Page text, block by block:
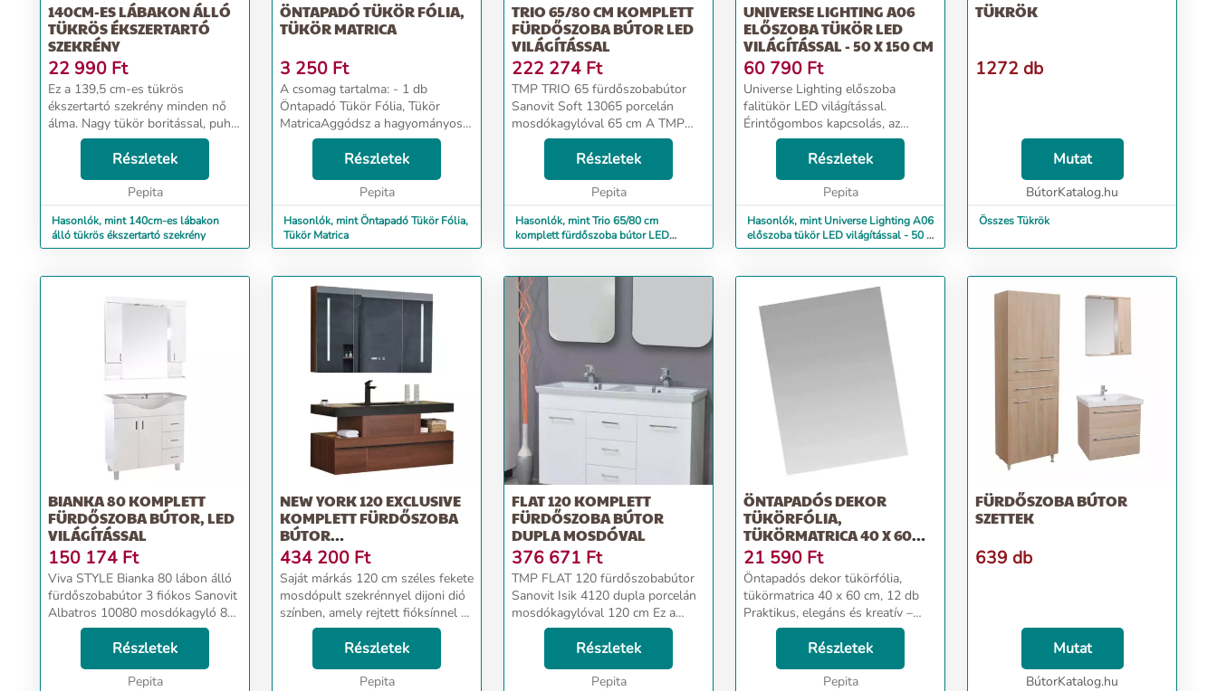
140CM-ES LÁBAKON ÁLLÓ
TÜKRÖS ÉKSZERTARTÓ
SZEKRÉNY
22 990 Ft
Ez a 139,5 cm-es tükrös
ékszertartó szekrény minden nő
álma. Nagy tükör boritással, puha
plüss belsővel horgokkal,
akasztókkal és polcokkal van
felszerelve. A szekrény minden nő
kis titkos búvóhelyéü...
Részletek
Pepita
Hasonlók, mint 140cm-es lábakon
álló tükrös ékszertartó szekrény
ÖNTAPADÓ TÜKÖR FÓLIA,
TÜKÖR MATRICA
3 250 Ft
A csomag tartalma: - 1 db
Öntapadó Tükör Fólia, Tükör
MatricaAggódsz a hagyományos
tükör törékenysége miatt, ami
könnyedén elrepedhet, eltörhet?
Gyors és ötletes megoldást
keresel, hogy a reg...
Részletek
Pepita
Hasonlók, mint Öntapadó Tükör Fólia,
Tükör Matrica
TRIO 65/80 CM KOMPLETT
FÜRDŐSZOBA BÚTOR LED
VILÁGÍTÁSSAL
222 274 Ft
TMP TRIO 65 fürdőszobabútor
Sanovit Soft 13065 porcelán
mosdókagylóval 65 cm A TMP
TRIO 65 álló fürdőszobabútor
kevés helyet foglal viszont
rendelkezik három tágas fiókkal
ahol kényelmesen elférnek ...
Részletek
Pepita
Hasonlók, mint Trio 65/80 cm
komplett fürdőszoba bútor LED
világítással
UNIVERSE LIGHTING A06
ELŐSZOBA TÜKÖR LED
VILÁGÍTÁSSAL - 50 X 150 CM
60 790 Ft
Universe Lighting előszoba
falitükör LED világítással.
Érintőgombos kapcsolás, az
érintőgomb kényelmes szabvány
kapcsolómagasságban
helyezkedik el. Letisztult
minimalista stílus, ami magas
Részletek
Pepita
Hasonlók, mint Universe Lighting A06
előszoba tükör LED világítással - 50 x
150 cm
TÜKRÖK
1272 db
Mutat
BútorKatalog.hu
Összes Tükrök
BIANKA 80 KOMPLETT
FÜRDŐSZOBA BÚTOR, LED
VILÁGÍTÁSSAL
150 174 Ft
Viva STYLE Bianka 80 lábon álló
fürdőszobabútor 3 fiókos Sanovit
Albatros 10080 mosdókagyló 80
lapból készült fürdőszoba bútor.
Nagy tároló kapacitással
rendelkezik aho...
Részletek
Pepita
NEW YORK 120 EXCLUSIVE
KOMPLETT FÜRDŐSZOBA
BÚTOR
MOSDÓSZEKRÉNNYEL...
434 200 Ft
Saját márkás 120 cm széles fekete
mosdópult szekrénnyel dijoni dió
színben, amely rejtett fióksínnel és
önbehúzos technológiával ellátott
tükrösszekrénnyel.A bútort
összeszerelve szállítjuk ki, így Ön...
Részletek
Pepita
FLAT 120 KOMPLETT
FÜRDŐSZOBA BÚTOR
DUPLA MOSDÓVAL
376 671 Ft
TMP FLAT 120 fürdőszobabútor
Sanovit Isik 4120 dupla porcelán
mosdókagylóval 120 cm Ez a
kiváló fürdőszoba bútor a legjobb
megoldás, ha egy kis csillogást
szeretne vinni fürdőszobájába. A
dupla mosdók...
Részletek
Pepita
ÖNTAPADÓS DEKOR
TÜKÖRFÓLIA,
TÜKÖRMATRICA 40 X 60
CM, 12 DB
21 590 Ft
Öntapadós dekor tükörfólia,
tükörmatrica 40 x 60 cm, 12 db
Praktikus, elegáns és kreatív –
mely otthonod egyediségét
„tükrözi”! Olyan kiegészítőt
keresel otthonodba, mely
nemcsak hasznos, hanem külön...
Részletek
Pepita
FÜRDŐSZOBA BÚTOR
SZETTEK
639 db
Mutat
BútorKatalog.hu